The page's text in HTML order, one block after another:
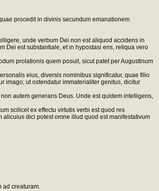
procedit in divinis secundum emanationem
unde verbum Dei non est aliquod accidens in
Dei est substantiale, et in hypostasi ens, reliqua vero
prolationis quem posuit, sicut patet per Augustinum
eius, diversis nominibus significatur, quae filio
imago; ut ostendatur immaterialiter genitus, dicitur
autem generans Deus. Unde est quidem intelligens,
scilicet ex effectu virtutis verbi est quod res
alicuius dici potest omne illud quod est manifestativum
creaturam.